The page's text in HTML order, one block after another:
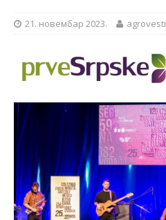
21. новембар 2023. agrovesti